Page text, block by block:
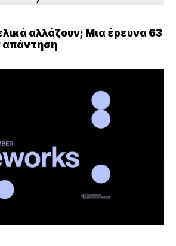
αλλάζουν; Μια έρευνα 63
απάντηση